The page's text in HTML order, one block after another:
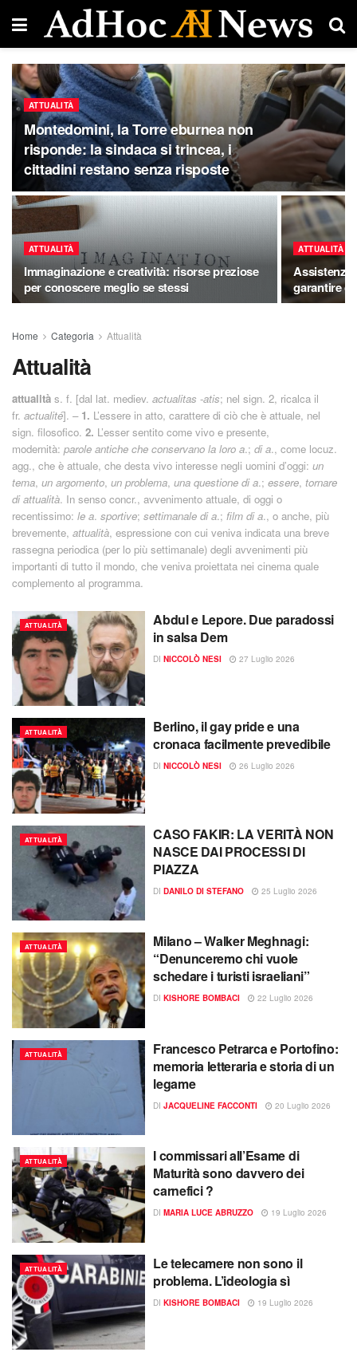
ATTUALITÀ
Montedomini, la Torre eburnea non
risponde: la sindaca si trincea, i
cittadini restano senza risposte
ATTUALITÀ
Immaginazione e creatività: risorse preziose
per conoscere meglio se stessi
ATTUALITÀ
Assistenza
garantire
Home Categoria Attualità
Attualità
attualità s. f. [dal lat. mediev. actualitas -atis; nel sign. 2, ricalca il
fr. actualité]. – 1. L’essere in atto, carattere di ciò che è attuale, nel
sign. filosofico. 2. L’esser sentito come vivo e presente,
modernità: parole antiche che conservano la loro a.; di a., come locuz.
agg., che è attuale, che desta vivo interesse negli uomini d’oggi: un
tema, un argomento, un problema, una questione di a.; essere, tornare
di attualità. In senso concr., avvenimento attuale, di oggi o
recentissimo: le a. sportive; settimanale di a.; film di a., o anche, più
brevemente, attualità, espressione con cui veniva indicata una breve
rassegna periodica (per lo più settimanale) degli avvenimenti più
importanti di tutto il mondo, che veniva proiettata nei cinema quale
complemento al programma.
ATTUALITÀ
Abdul e Lepore. Due paradossi
in salsa Dem
DI NICCOLÒ NESI 27 Luglio 2026
ATTUALITÀ
Berlino, il gay pride e una
cronaca facilmente prevedibile
DI NICCOLÒ NESI 26 Luglio 2026
ATTUALITÀ
CASO FAKIR: LA VERITÀ NON
NASCE DAI PROCESSI DI
PIAZZA
DI DANILO DI STEFANO 25 Luglio 2026
ATTUALITÀ
Milano – Walker Meghnagi:
“Denunceremo chi vuole
schedare i turisti israeliani”
DI KISHORE BOMBACI 22 Luglio 2026
ATTUALITÀ
Francesco Petrarca e Portofino:
memoria letteraria e storia di un
legame
DI JACQUELINE FACCONTI 20 Luglio 2026
ATTUALITÀ
I commissari all’Esame di
Maturità sono davvero dei
carnefici ?
DI MARIA LUCE ABRUZZO 19 Luglio 2026
ATTUALITÀ
Le telecamere non sono il
problema. L’ideologia sì
DI KISHORE BOMBACI 19 Luglio 2026